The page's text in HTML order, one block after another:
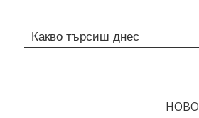
НОВО